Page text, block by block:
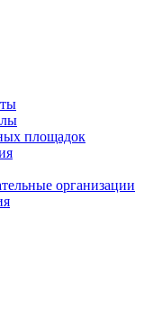
площадок
организации